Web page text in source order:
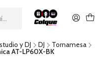
con transferencia bancaria
descuento no es
a gastos de envío.
y DJ DJ
Tornamesa
AT-LP60X-BK